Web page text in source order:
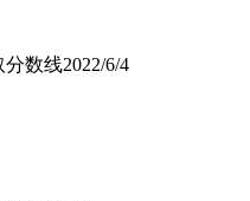
分数线2022/6/4